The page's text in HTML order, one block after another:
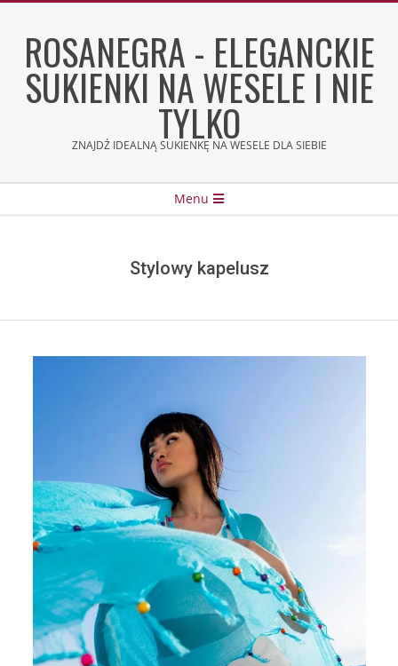
contentROSANEGRA - ELEGANCKIE
SUKIENKI NA WESELE I NIE
TYLKO
ZNAJDŹ IDEALNĄ SUKIENKĘ NA WESELE DLA SIEBIE
Menu
Stylowy kapelusz